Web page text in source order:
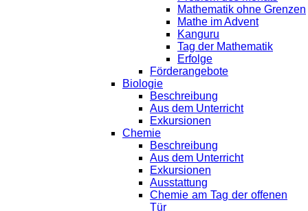
Mathematik ohne Grenzen
Mathe im Advent
Kanguru
Tag der Mathematik
Erfolge
Förderangebote
Biologie
Beschreibung
Aus dem Unterricht
Exkursionen
Chemie
Beschreibung
Aus dem Unterricht
Exkursionen
Ausstattung
Chemie am Tag der offenen
Tür